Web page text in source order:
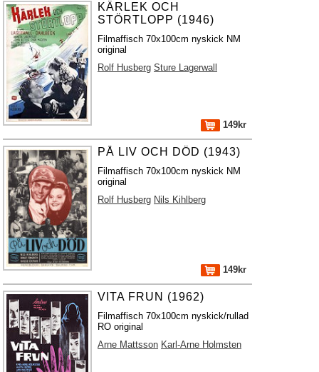
KÄRLEK OCH
STÖRTLOPP (1946)
Filmaffisch 70x100cm nyskick NM
original
Rolf Husberg Sture Lagerwall
149kr
PÅ LIV OCH DÖD (1943)
Filmaffisch 70x100cm nyskick NM
original
Rolf Husberg Nils Kihlberg
149kr
VITA FRUN (1962)
Filmaffisch 70x100cm nyskick/rullad
RO original
Arne Mattsson Karl-Arne Holmsten